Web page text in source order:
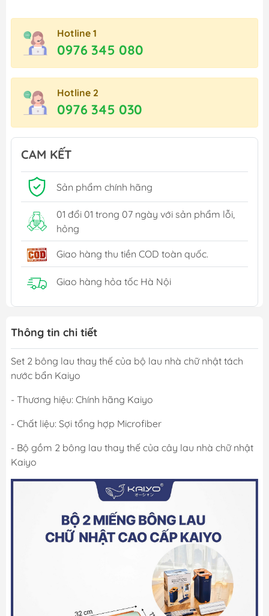
Hotline 1
0976 345 080
Hotline 2
0976 345 030
CAM KẾT
Sản phẩm chính hãng
01 đổi 01 trong 07 ngày với sản phẩm lỗi,
hỏng
Giao hàng thu tiền COD toàn quốc.
Giao hàng hỏa tốc Hà Nội
Thông tin chi tiết
Set 2 bông lau thay thế của bộ lau nhà chữ nhật tách
nước bẩn Kaiyo
- Thương hiệu: Chính hãng Kaiyo
- Chất liệu: Sợi tổng hợp Microfiber
- Bộ gồm 2 bông lau thay thế của cây lau nhà chữ nhật
Kaiyo